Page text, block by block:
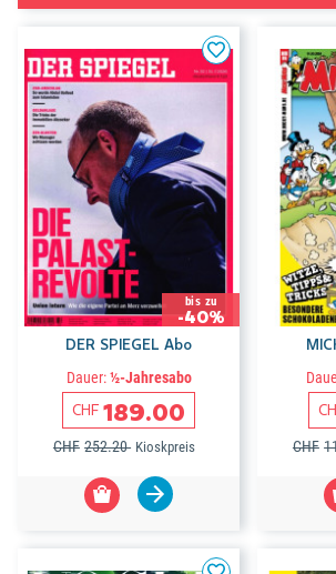
bis zu
-40%
DER SPIEGEL Abo
Dauer:½-Jahresabo
CHF 189.00
CHF 252.20 Kioskpreis CHF